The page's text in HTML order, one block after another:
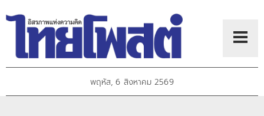
พฤหัส, 6 สิงหาคม 2569